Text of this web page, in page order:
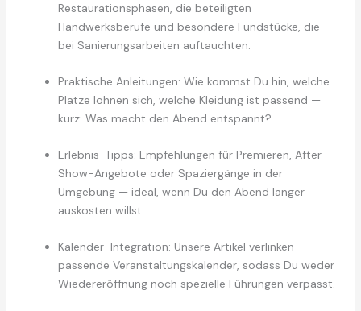
Restaurationsphasen, die beteiligten
Handwerksberufe und besondere Fundstücke, die
bei Sanierungsarbeiten auftauchten.
Praktische Anleitungen: Wie kommst Du hin, welche
Plätze lohnen sich, welche Kleidung ist passend —
kurz: Was macht den Abend entspannt?
Erlebnis-Tipps: Empfehlungen für Premieren, After-
Show-Angebote oder Spaziergänge in der
Umgebung — ideal, wenn Du den Abend länger
auskosten willst.
Kalender-Integration: Unsere Artikel verlinken
passende Veranstaltungskalender, sodass Du weder
Wiedereröffnung noch spezielle Führungen verpasst.